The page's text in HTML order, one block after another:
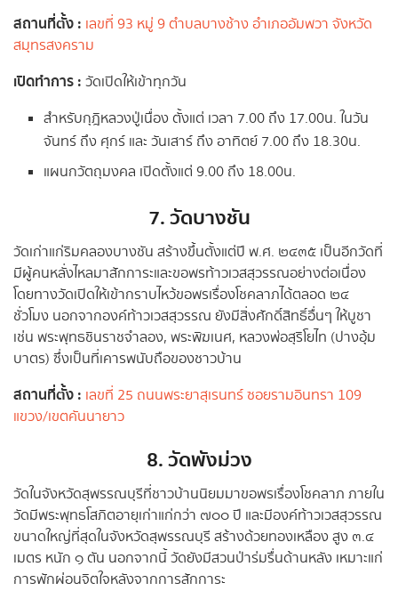
สถานที่ตั้ง : เลขที่ 93 หมู่ 9 ตำบลบางช้าง อำเภออัมพวา จังหวัด
สมุทรสงคราม
เปิดทำการ : วัดเปิดให้เข้าทุกวัน
สำหรับกุฎิหลวงปู่เนื่อง ตั้งแต่ เวลา 7.00 ถึง 17.00น. ในวัน
จันทร์ ถึง ศุกร์ และ วันเสาร์ ถึง อาทิตย์ 7.00 ถึง 18.30น.
แผนกวัตถุมงคล เปิดตั้งแต่ 9.00 ถึง 18.00น.
7. วัดบางชัน
วัดเก่าแก่ริมคลองบางชัน สร้างขึ้นตั้งแต่ปี พ.ศ. ๒๔๓๕ เป็นอีกวัดที่
มีผู้คนหลั่งไหลมาสักการะและขอพรท้าวเวสสุวรรณอย่างต่อเนื่อง
โดยทางวัดเปิดให้เข้ากราบไหว้ขอพรเรื่องโชคลาภได้ตลอด ๒๔
ชั่วโมง นอกจากองค์ท้าวเวสสุวรรณ ยังมีสิ่งศักดิ์สิทธิ์อื่นๆ ให้บูชา
เช่น พระพุทธชินราชจำลอง, พระพิฆเนศ, หลวงพ่อสุริโยไท (ปางอุ้ม
บาตร) ซึ่งเป็นที่เคารพนับถือของชาวบ้าน
สถานที่ตั้ง : เลขที่ 25 ถนนพระยาสุเรนทร์ ซอยรามอินทรา 109
แขวง/เขตคันนายาว
8. วัดพังม่วง
วัดในจังหวัดสุพรรณบุรีที่ชาวบ้านนิยมมาขอพรเรื่องโชคลาภ ภายใน
วัดมีพระพุทธโสภิตอายุเก่าแก่กว่า ๗๐๐ ปี และมีองค์ท้าวเวสสุวรรณ
ขนาดใหญ่ที่สุดในจังหวัดสุพรรณบุรี สร้างด้วยทองเหลือง สูง ๓.๔
เมตร หนัก ๑ ตัน นอกจากนี้ วัดยังมีสวนป่าร่มรื่นด้านหลัง เหมาะแก่
การพักผ่อนจิตใจหลังจากการสักการะ